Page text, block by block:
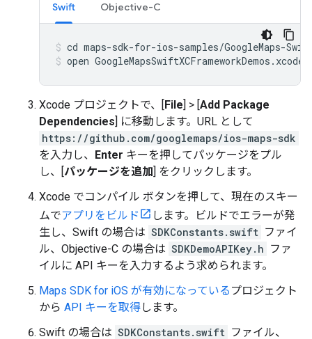
Swift Objective-C
open
Xcode プロジェクトで、[ File ] > [ Add Package
Dependencies ] に移動します。URL として
https://github.com/googlemaps/ios-maps-sdk
を入力し、
Enter キーを押してパッケージをプル
し、[ パッケージを追加 ] をクリックします。
Xcode でコンパイル ボタンを押して、現在のスキー
ムでアプリをビルド
します。ビルドでエラーが発
生し、Swift の場合は SDKConstants.swift ファイ
ル、Objective-C の場合は SDKDemoAPIKey.h ファ
イルに API キーを入力するよう求められます。
Maps SDK for iOS が有効になっている プロジェクト
から API キーを取得します。
Swift の場合は SDKConstants.swift ファイル、